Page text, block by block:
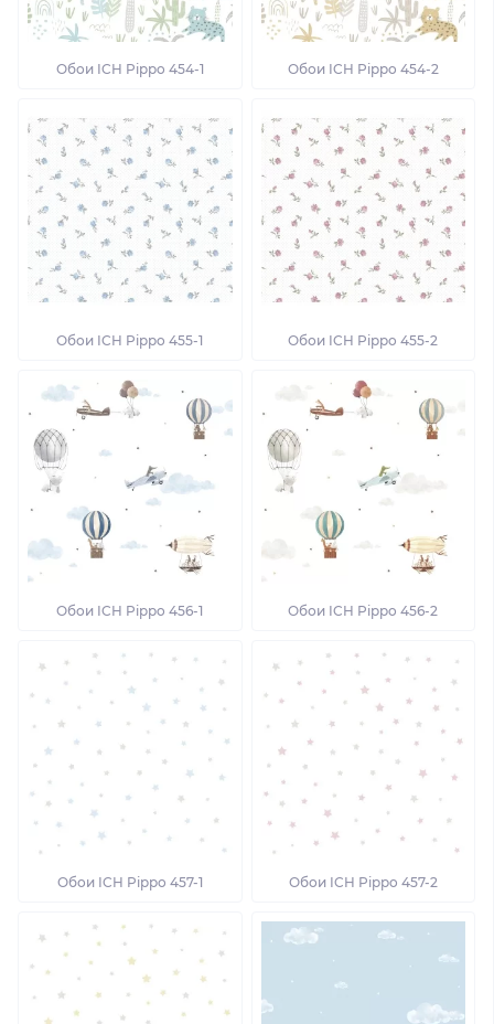
Обои ICH Pippo 454-1 Обои ICH Pippo 454-2
Обои ICH Pippo 455-1 Обои ICH Pippo 455-2
Обои ICH Pippo 456-1 Обои ICH Pippo 456-2
Обои ICH Pippo 457-1 Обои ICH Pippo 457-2